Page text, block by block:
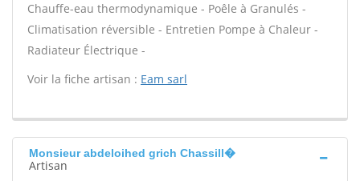
Chauffe-eau thermodynamique - Poêle à Granulés -
Climatisation réversible - Entretien Pompe à Chaleur -
Radiateur Électrique -
Voir la fiche artisan : Eam sarl
Monsieur abdeloihed grich Chassill�
Artisan